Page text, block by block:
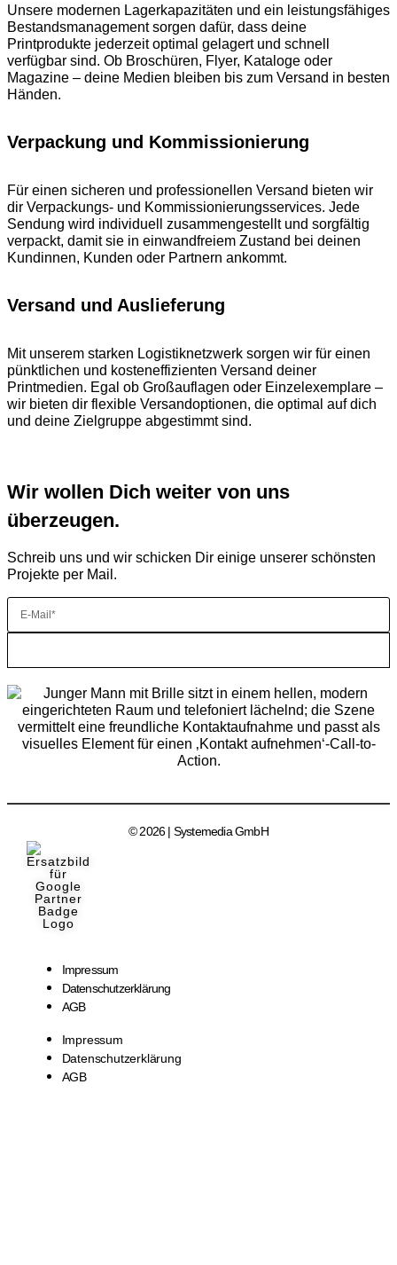
Unsere modernen Lagerkapazitäten und ein leistungsfähiges
Bestandsmanagement sorgen dafür, dass deine
Printprodukte jederzeit optimal gelagert und schnell
verfügbar sind. Ob Broschüren, Flyer, Kataloge oder
Magazine – deine Medien bleiben bis zum Versand in besten
Händen.
Verpackung und Kommissionierung
Für einen sicheren und professionellen Versand bieten wir
dir Verpackungs- und Kommissionierungsservices. Jede
Sendung wird individuell zusammengestellt und sorgfältig
verpackt, damit sie in einwandfreiem Zustand bei deinen
Kundinnen, Kunden oder Partnern ankommt.
Versand und Auslieferung
Mit unserem starken Logistiknetzwerk sorgen wir für einen
pünktlichen und kosteneffizienten Versand deiner
Printmedien. Egal ob Großauflagen oder Einzelexemplare –
wir bieten dir flexible Versandoptionen, die optimal auf dich
und deine Zielgruppe abgestimmt sind.
Wir wollen Dich weiter von uns
überzeugen.
Schreib uns und wir schicken Dir einige unserer schönsten
Projekte per Mail.
© 2026 | Systemedia GmbH
Impressum
Datenschutzerklärung
AGB
Impressum
Datenschutzerklärung
AGB